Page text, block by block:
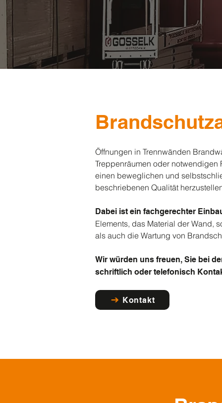
Öffnungen in Trennwänden
Treppenräumen oder notwendigen
einen beweglichen und
beschriebenen Qualität
Dabei ist ein fachgerechter
Elements, das Material der Wand,
als auch die Wartung von
Wir würden uns freuen, Sie bei
schriftlich oder telefonisch
Kontakt